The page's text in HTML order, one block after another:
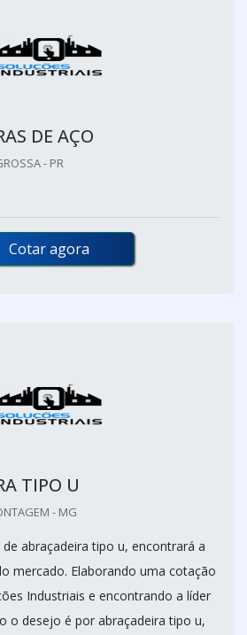
DE AÇO
- PR
Cotar agora
TIPO U
- MG
abraçadeira tipo u, encontrará a
mercado. Elaborando uma cotação
Industriais e encontrando a líder
o desejo é por abraçadeira tipo u,